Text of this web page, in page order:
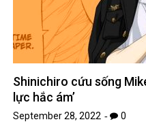
Shinichiro cứu sống
lực hắc ám’
September 28, 2022 0